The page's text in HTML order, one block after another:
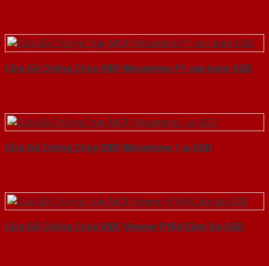
Cửa Gỗ Chống Cháy MDF Melamine P1 van kem-SGD
Cửa Gỗ Chống Cháy MDF Melamine 1-a-SGD
Cửa Gỗ Chống Cháy MDF Veneer P1R4 Căm Xe-SGD